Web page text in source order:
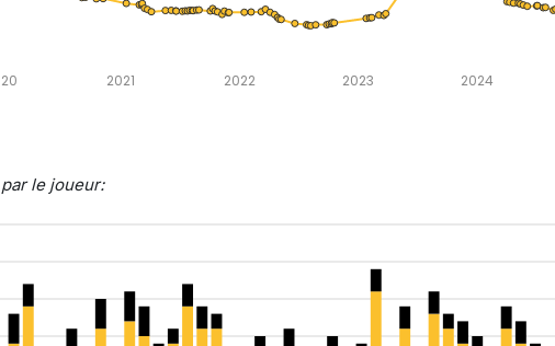
2024
2023
2022
2021
le joueur: